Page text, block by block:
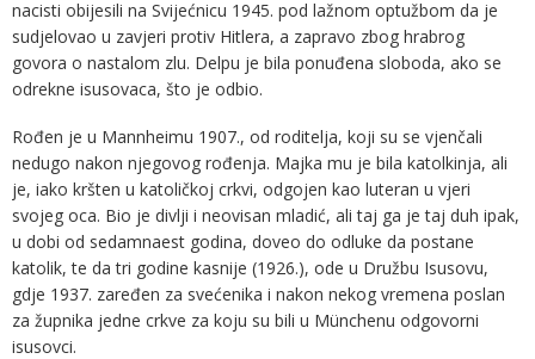
nacisti obijesili na Svijećnicu 1945. pod lažnom optužbom da je
sudjelovao u zavjeri protiv Hitlera, a zapravo zbog hrabrog
govora o nastalom zlu. Delpu je bila ponuđena sloboda, ako se
odrekne isusovaca, što je odbio.
Rođen je u Mannheimu 1907., od roditelja, koji su se vjenčali
nedugo nakon njegovog rođenja. Majka mu je bila katolkinja, ali
je, iako kršten u katoličkoj crkvi, odgojen kao luteran u vjeri
svojeg oca. Bio je divlji i neovisan mladić, ali taj ga je taj duh ipak,
u dobi od sedamnaest godina, doveo do odluke da postane
katolik, te da tri godine kasnije (1926.), ode u Družbu Isusovu,
gdje 1937. zaređen za svećenika i nakon nekog vremena poslan
za župnika jedne crkve za koju su bili u Münchenu odgovorni
isusovci.